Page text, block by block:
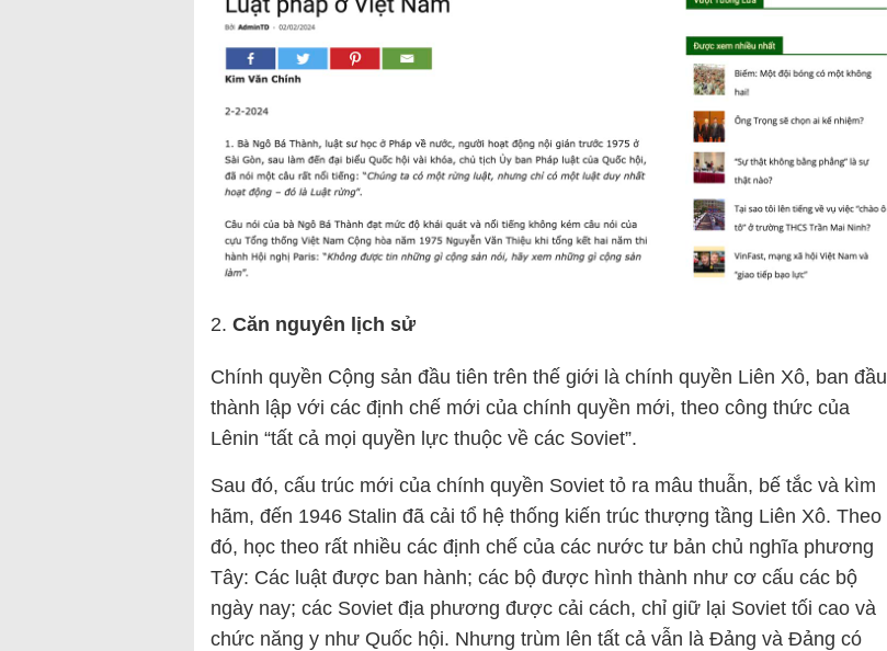
Căn nguyên lịch sử
Chính quyền Cộng sản đầu tiên trên thế giới là chính quyền Liên Xô, ban đầu
thành lập với các định chế mới của chính quyền mới, theo công thức của
Lênin “tất cả mọi quyền lực thuộc về các Soviet”.
Sau đó, cấu trúc mới của chính quyền Soviet tỏ ra mâu thuẫn, bế tắc và kìm
hãm, đến 1946 Stalin đã cải tổ hệ thống kiến trúc thượng tầng Liên Xô. Theo
đó, học theo rất nhiều các định chế của các nước tư bản chủ nghĩa phương
Tây: Các luật được ban hành; các bộ được hình thành như cơ cấu các bộ
ngày nay; các Soviet địa phương được cải cách, chỉ giữ lại Soviet tối cao và
chức năng y như Quốc hội. Nhưng trùm lên tất cả vẫn là Đảng và Đảng có